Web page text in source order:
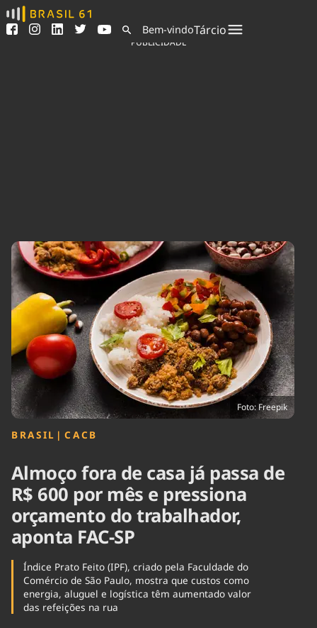
Ver todas as notícias
Podcasts
Indicadores
Agronegócios
Brasil
Brasil Mineral
Ciência &
Tecnologia
Cinema
Comportamento
Cultura
Economia
Educação
Infraestrutura
Internacional
Meio Ambiente
Podcast
Política
Saúde
Tempo
Bem-vindoTárcio
PUBLICIDADE
Foto: Freepik
BRASIL | ⁠CACB
Almoço fora de casa já passa de
R$ 600 por mês e pressiona
orçamento do trabalhador,
aponta FAC-SP
Índice Prato Feito (IPF), criado pela Faculdade do
Comércio de São Paulo, mostra que custos como
energia, aluguel e logística têm aumentado valor
das refeições na rua